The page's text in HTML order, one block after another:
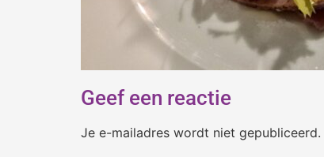
Geef een reactie
Je e-mailadres wordt niet gepubliceerd.